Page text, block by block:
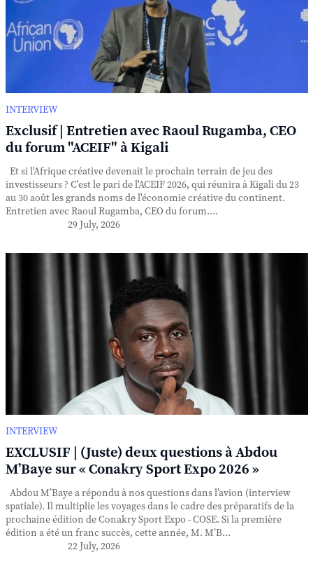
INTERVIEW
Exclusif | Entretien avec Raoul Rugamba, CEO
du forum "ACEIF" à Kigali
Et si l'Afrique créative devenait le prochain terrain de jeu des
investisseurs ? C'est le pari de l'ACEIF 2026, qui réunira à Kigali du 23
au 30 août les grands noms de l'économie créative du continent.
Entretien avec Raoul Rugamba, CEO du forum....
29 July, 2026
INTERVIEW
EXCLUSIF | (Juste) deux questions à Abdou
M’Baye sur « Conakry Sport Expo 2026 »
Abdou M’Baye a répondu à nos questions dans l’avion (interview
spatiale). Il multiplie les voyages dans le cadre des préparatifs de la
prochaine édition de Conakry Sport Expo - COSE. Si la première
édition a été un franc succès, cette année, M. M’B...
22 July, 2026